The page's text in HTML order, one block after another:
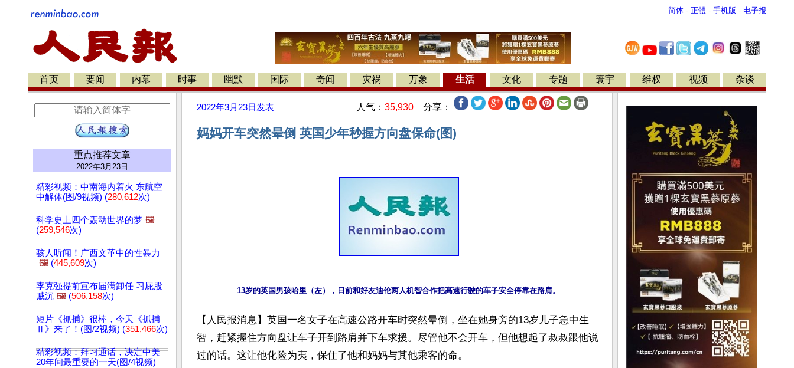
简体 - 正體 - 手机版 - 电子报
首页 要闻 内幕 时事 幽默 国际 奇闻 灾祸 万象 生活 文化 专题 寰宇 维权 视频 杂谈
重点推荐文章
2022年3月23日
精彩视频：中南海内着火 东航空
中解体(图/9视频) (280,612次)
科学史上四个轰动世界的梦 🖼️
(259,546次)
骇人听闻！广西文革中的性暴力
🖼️ (445,609次)
李克强提前宣布届满卸任 习屁股
贼沉 🖼️ (506,158次)
短片《抓捕》很棒，今天《抓捕
Ⅱ》来了！(图/2视频) (351,466次)
精彩视频：拜习通话，决定中美
20年间最重要的一天(图/4视频)
2022年3月23日 发表 人气： 35,930 分享：
妈妈开车突然晕倒 英国少年秒握方向盘保命(图)
【人民报消息】英国一名女子在高速公路开车时突然晕倒，坐在她身旁的13岁儿子急中生
智，赶紧握住方向盘让车子开到路肩并下车求援。尽管他不会开车，但他想起了叔叔跟他说
过的话。这让他化险为夷，保住了他和妈妈与其他乘客的命。